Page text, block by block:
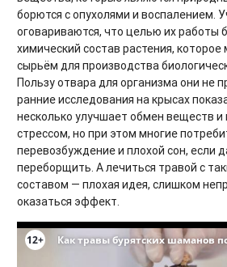
борются с опухолями и воспалением.
оговариваются, что целью их работы
химический состав растения,
сырьём для производства
Пользу отвара для организма они не
ранние исследования на крысах
несколько улучшает обмен веществ и
стрессом, но при этом многие
перевозбуждение и плохой сон, если
переборщить. А лечиться травой с
составом — плохая идея, слишком
оказаться эффект.